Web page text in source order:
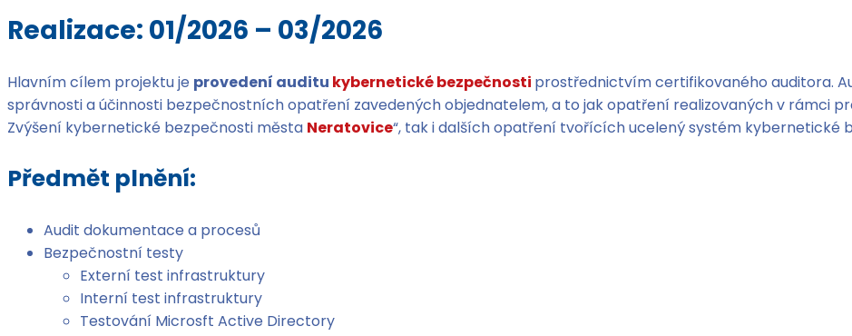
Realizace: 01/2026 – 03/2026
Hlavním cílem projektu je provedení auditu kybernetické bezpečnosti prostřednictvím certifikovaného auditora.
správnosti a účinnosti bezpečnostních opatření zavedených objednatelem, a to jak opatření realizovaných v rámci
Zvýšení kybernetické bezpečnosti města Neratovice“, tak i dalších opatření tvořících ucelený systém kybernetické
Předmět plnění:
Audit dokumentace a procesů
Bezpečnostní testy
Externí test infrastruktury
Interní test infrastruktury
Testování Microsft Active Directory